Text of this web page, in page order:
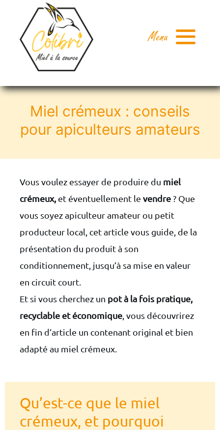
contenu
Menu
Accueil
Pots en carton
Commander
Blog de l’amateur
Miel Local
Miel crémeux : conseils
pour apiculteurs amateurs
Vous voulez essayer de produire du miel
crémeux, et éventuellement le vendre? Que
vous soyez apiculteur amateur ou petit
producteur local, cet article vous guide, de la
présentation du produit à son
conditionnement, jusqu’à sa mise en valeur
en circuit court.
Et si vous cherchez un pot à la fois pratique,
recyclable et économique, vous découvrirez
en fin d’article un contenant original et bien
adapté au miel crémeux.
Qu’est-ce que le miel
crémeux, et pourquoi